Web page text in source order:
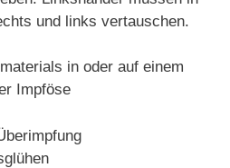
und links vertauschen.
in oder auf einem
Impföse